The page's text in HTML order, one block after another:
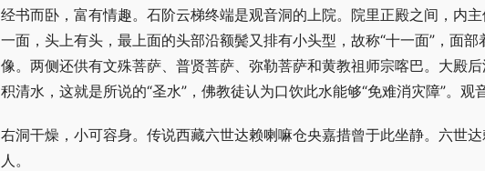
经书而卧，富有情趣。石阶云梯终端是观音洞的上院。院里正殿之间，内
一面，头上有头，最上面的头部沿额鬓又排有小头型，故称“十一面”，面
像。两侧还供有文殊菩萨、普贤菩萨、弥勒菩萨和黄教祖师宗喀巴。大殿
积清水，这就是所说的“圣水”，佛教徒认为口饮此水能够“免难消灾障”。观
右洞干燥，小可容身。传说西藏六世达赖喇嘛仓央嘉措曾于此坐静。六世
人。